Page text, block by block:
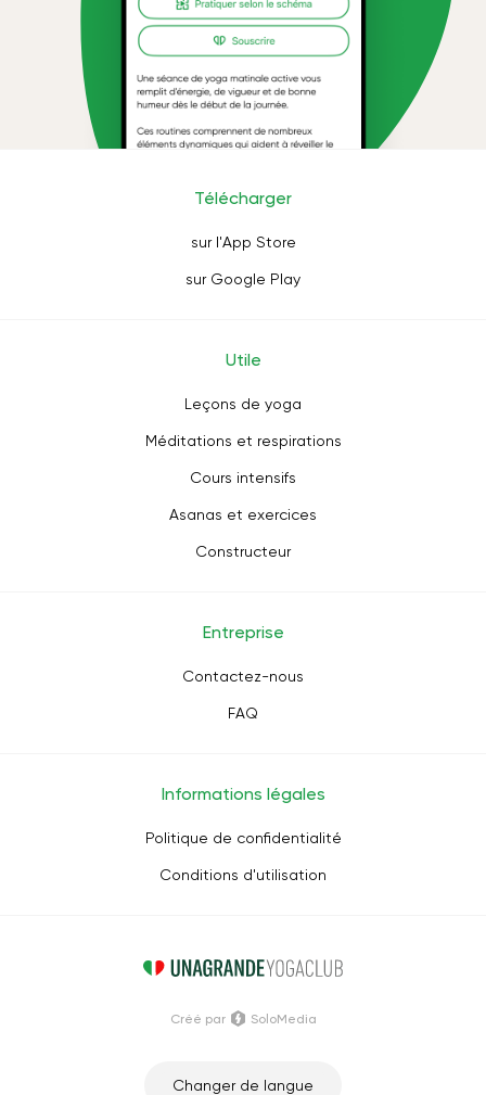
Télécharger
sur l'App Store
sur Google Play
Utile
Leçons de yoga
Méditations et respirations
Cours intensifs
Asanas et exercices
Constructeur
Entreprise
Contactez-nous
FAQ
Informations légales
Politique de confidentialité
Conditions d'utilisation
Changer de langue
Créé par SoloMedia